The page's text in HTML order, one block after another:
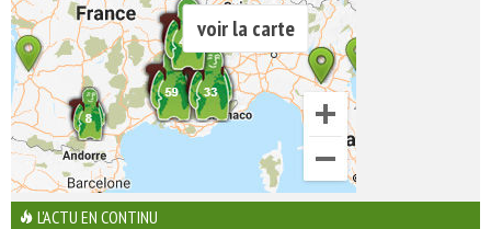
voir la carte
L'ACTU EN CONTINU